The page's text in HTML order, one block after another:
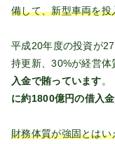
備して、新型車両を
平成20年度の投資が
持更新、30%が経営体
入金で賄っています。
に約1800億円の借入
財務体質が強固とは